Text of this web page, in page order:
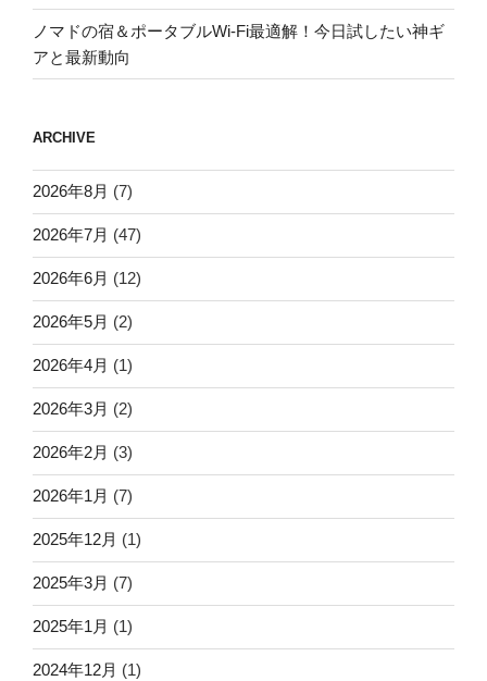
ノマドの宿＆ポータブルWi-Fi最適解！今日試したい神ギ
アと最新動向
ARCHIVE
2026年8月 (7)
2026年7月 (47)
2026年6月 (12)
2026年5月 (2)
2026年4月 (1)
2026年3月 (2)
2026年2月 (3)
2026年1月 (7)
2025年12月 (1)
2025年3月 (7)
2025年1月 (1)
2024年12月 (1)